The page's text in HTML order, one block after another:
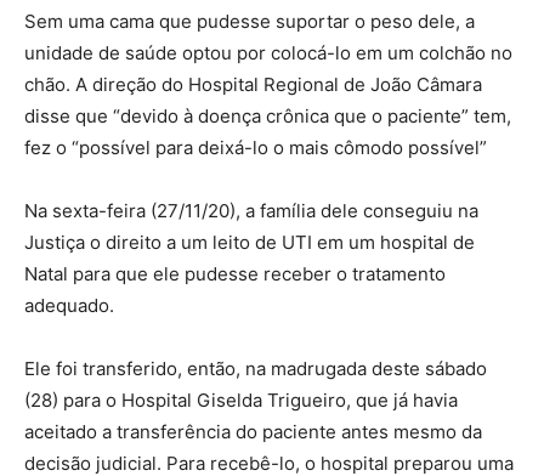
Sem uma cama que pudesse suportar o peso dele, a
unidade de saúde optou por colocá-lo em um colchão no
chão. A direção do Hospital Regional de João Câmara
disse que “devido à doença crônica que o paciente” tem,
fez o “possível para deixá-lo o mais cômodo possível”
Na sexta-feira (27/11/20), a família dele conseguiu na
Justiça o direito a um leito de UTI em um hospital de
Natal para que ele pudesse receber o tratamento
adequado.
Ele foi transferido, então, na madrugada deste sábado
(28) para o Hospital Giselda Trigueiro, que já havia
aceitado a transferência do paciente antes mesmo da
decisão judicial. Para recebê-lo, o hospital preparou uma